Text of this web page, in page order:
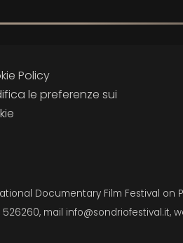
Policy
le preferenze sui
Documentary Film Festival on
526260, mail info@sondriofestival.it,